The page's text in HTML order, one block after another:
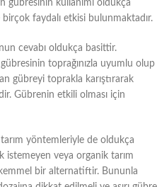
gübresinin kullanımı oldukça
faydalı etkisi bulunmaktadır.
cevabı oldukça basittir.
toprağınızla uyumlu olup
gübreyi toprakla karıştırarak
Gübrenin etkili olması için
yöntemleriyle de oldukça
istemeyen veya organik tarım
bir alternatiftir. Bununla